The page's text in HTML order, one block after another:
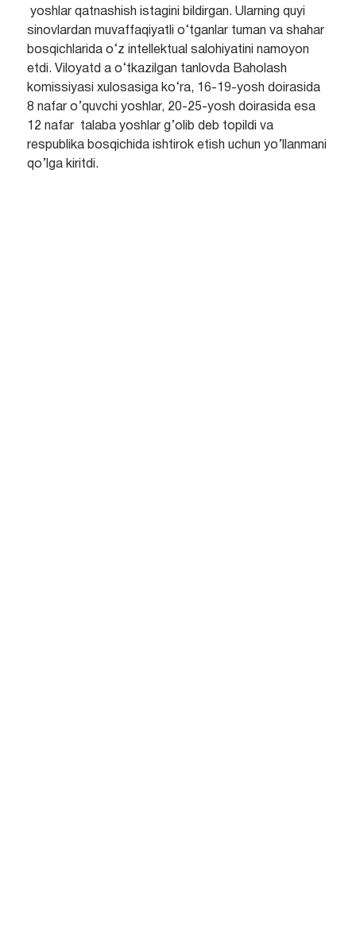
yoshlar qatnashish istagini bildirgan. Ularning quyi
sinovlardan muvaffaqiyatli o‘tganlar tuman va shahar
bosqichlarida o‘z intellektual salohiyatini namoyon
etdi. Viloyatd a o‘tkazilgan tanlovda Baholash
komissiyasi xulosasiga ko‘ra, 16-19-yosh doirasida
8 nafar o’quvchi yoshlar, 20-25-yosh doirasida esa
12 nafar talaba yoshlar g’olib deb topildi va
respublika bosqichida ishtirok etish uchun yo’llanmani
qo’lga kiritdi.